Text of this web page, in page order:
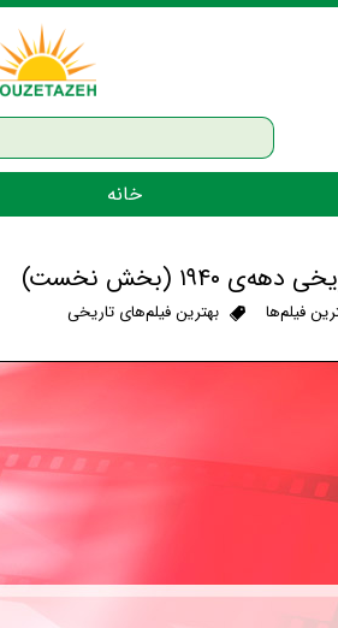
خانه
(بخش نخست)
فیلم‌ها بهترین فیلم‌های تاریخی